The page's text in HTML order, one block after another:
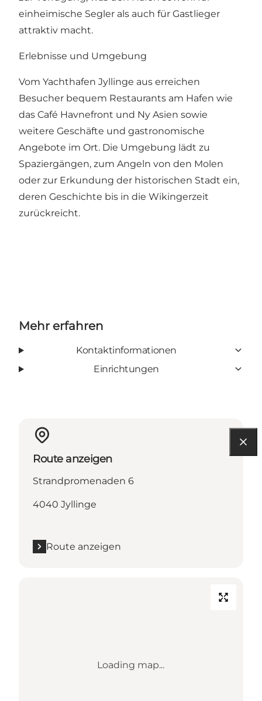
einheimische Segler als auch für Gastlieger
attraktiv macht.
Erlebnisse und Umgebung
Vom Yachthafen Jyllinge aus erreichen
Besucher bequem Restaurants am Hafen wie
das Café Havnefront und Ny Asien sowie
weitere Geschäfte und gastronomische
Angebote im Ort. Die Umgebung lädt zu
Spaziergängen, zum Angeln von den Molen
oder zur Erkundung der historischen Stadt ein,
deren Geschichte bis in die Wikingerzeit
zurückreicht.
Mehr erfahren
Kontaktinformationen
Einrichtungen
Route anzeigen
Strandpromenaden 6
4040 Jyllinge
Route anzeigen
Loading map...